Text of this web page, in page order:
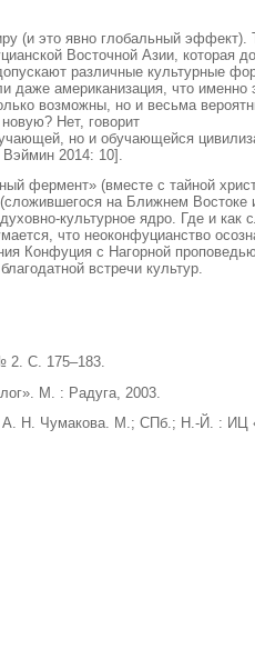
(и это явно глобальный
Восточной Азии, которая
различные культурные
даже американизация, что
возможны, но и весьма
Нет, говорит
но и обучающейся
2014: 10].
фермент» (вместе с тайной
(сложившегося на Ближнем Востоке
культурное ядро. Где и как
что неоконфуцианство
Конфуция с Нагорной
встречи культур.
2. С. 175–183.
М. : Радуга, 2003.
А. Н. Чумакова. М.; СПб.; Н.-Й. :